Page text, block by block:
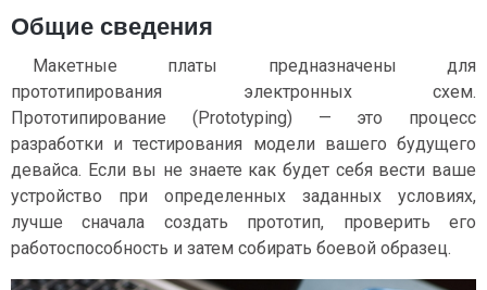
Общие сведения
Макетные платы предназначены для
прототипирования электронных схем.
Прототипирование (Prototyping) — это процесс
разработки и тестирования модели вашего будущего
девайса. Если вы не знаете как будет себя вести ваше
устройство при определенных заданных условиях,
лучше сначала создать прототип, проверить его
работоспособность и затем собирать боевой образец.